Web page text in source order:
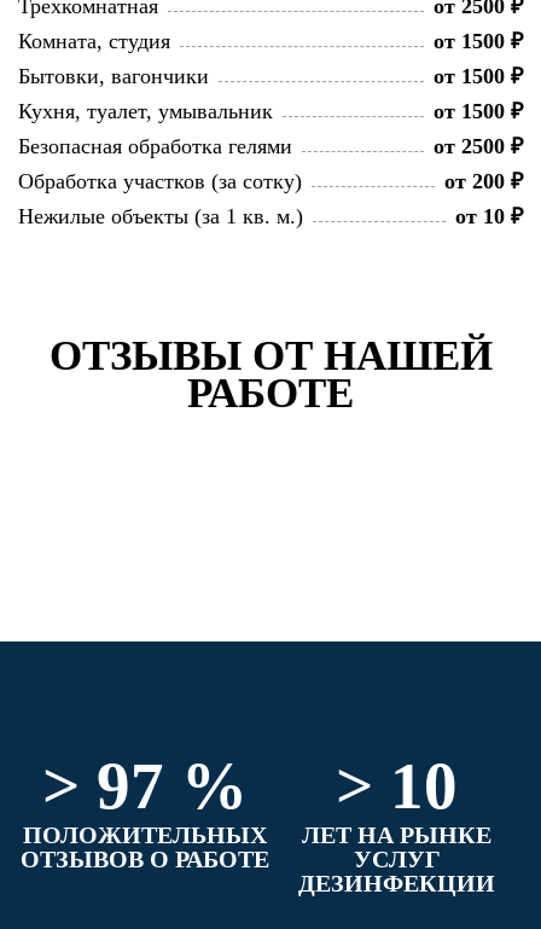
Трехкомнатная
от 2500 ₽
Комната, студия
от 1500 ₽
Бытовки, вагончики
от 1500 ₽
Кухня, туалет, умывальник
от 1500 ₽
Безопасная обработка гелями
от 2500 ₽
Обработка участков (за сотку)
от 200 ₽
Нежилые объекты (за 1 кв. м.)
от 10 ₽
ОТЗЫВЫ ОТ НАШЕЙ
РАБОТЕ
> 97 %
ПОЛОЖИТЕЛЬНЫХ
ОТЗЫВОВ О РАБОТЕ
> 10
ЛЕТ НА РЫНКЕ
УСЛУГ
ДЕЗИНФЕКЦИИ